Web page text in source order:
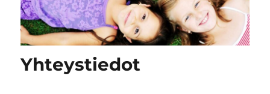
Yhteystiedot